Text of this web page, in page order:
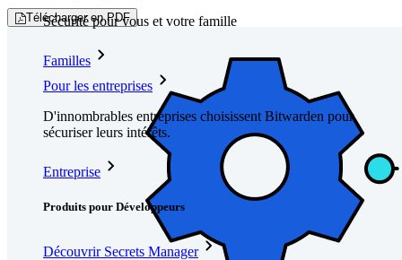
Sécurité pour vous et votre famille
Familles
Pour les entreprises
D'innombrables entreprises choisissent Bitwarden pour
sécuriser leurs intérêts.
Entreprise
Produits pour Développeurs
Découvrir Secrets Manager
Télécharger en PDF